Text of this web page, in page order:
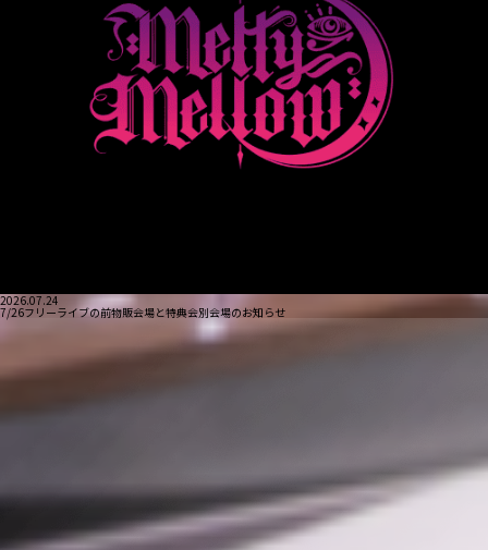
2026.07.24
7/26フリーライブの前物販会場と特典会別会場のお知らせ